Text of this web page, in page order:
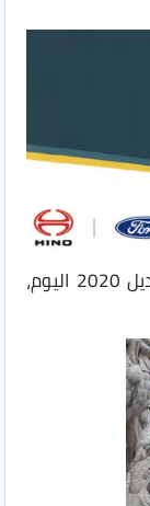
كل هذه العوامل بالإضافة الى إنخفاض سعر الدولار بشكل كبير جعلتنا نرى تخفيضات BYD F3 موديل 2020 اليوم،